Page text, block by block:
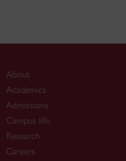
About
Academics
Admissions
Campus life
Research
Careers